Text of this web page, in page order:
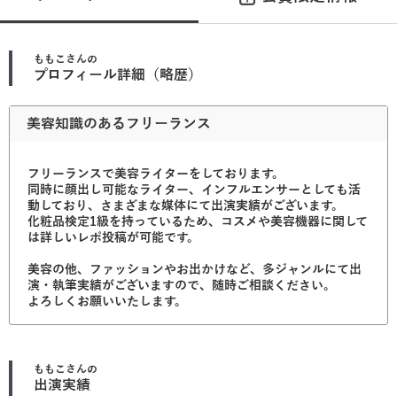
ももこ さんの
プロフィール詳細（略歴）
美容知識のあるフリーランス
フリーランスで美容ライターをしております。
同時に顔出し可能なライター、インフルエンサーとしても活
動しており、さまざまな媒体にて出演実績がございます。
化粧品検定1級を持っているため、コスメや美容機器に関して
は詳しいレポ投稿が可能です。
美容の他、ファッションやお出かけなど、多ジャンルにて出
演・執筆実績がございますので、随時ご相談ください。
よろしくお願いいたします。
ももこ さんの
出演実績